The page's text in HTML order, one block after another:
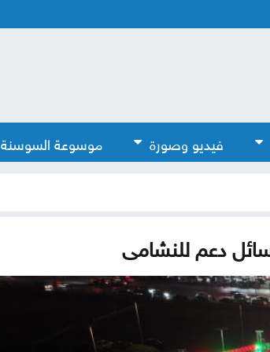
فيديو وصورة موسوعة السوسنة